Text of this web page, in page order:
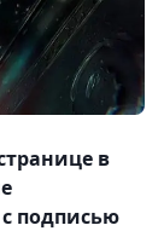
в
подписью